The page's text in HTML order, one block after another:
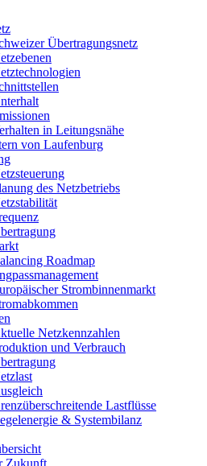
Übertragungsnetz
in Leitungsnähe
von Laufenburg
des Netzbetriebs
Roadmap
Strombinnenmarkt
Netzkennzahlen
und Verbrauch
Lastflüsse
& Systembilanz